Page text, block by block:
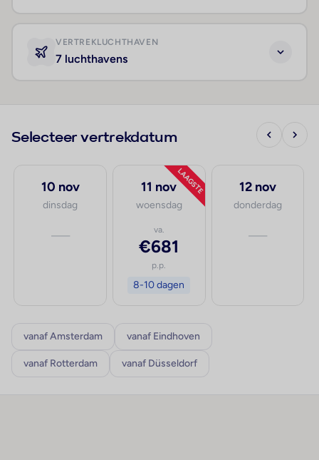
VERTREKLUCHTHAVEN
7 luchthavens
Selecteer vertrekdatum
10 nov
dinsdag
—
LAAGSTE
11 nov
woensdag
va.
€681
p.p.
8-10 dagen
12 nov
donderdag
—
vanaf Amsterdam vanaf Eindhoven
vanaf Rotterdam vanaf Düsseldorf